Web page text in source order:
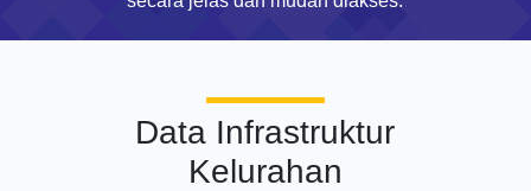
Data Infrastruktur
Kelurahan